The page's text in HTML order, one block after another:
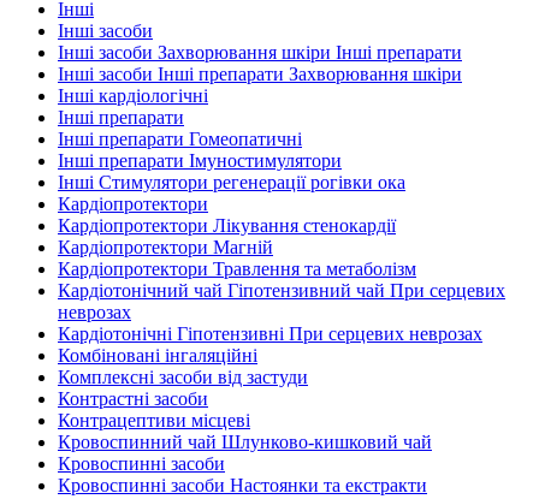
Інші
Інші засоби
Інші засоби Захворювання шкіри Інші препарати
Інші засоби Інші препарати Захворювання шкіри
Інші кардіологічні
Інші препарати
Інші препарати Гомеопатичні
Інші препарати Імуностимулятори
Інші Стимулятори регенерації рогівки ока
Кардіопротектори
Кардіопротектори Лікування стенокардії
Кардіопротектори Магній
Кардіопротектори Травлення та метаболізм
Кардіотонічний чай Гіпотензивний чай При серцевих
неврозах
Кардіотонічні Гіпотензивні При серцевих неврозах
Комбіновані інгаляційні
Комплексні засоби від застуди
Контрастні засоби
Контрацептиви місцеві
Кровоспинний чай Шлунково-кишковий чай
Кровоспинні засоби
Кровоспинні засоби Настоянки та екстракти